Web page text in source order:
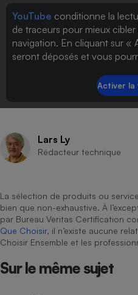
YouTube conditionne la
de traceurs pour mieux
navigation. En cliquant sur «
seront déposés et vous
Lars Ly
Rédacteur technique
La sélection de produits ou
bien que non-exhaustive. À
par Bureau Veritas Certification
Que Choisir, il n’existe aucune
Choisir Ensemble et les
Sur le même sujet